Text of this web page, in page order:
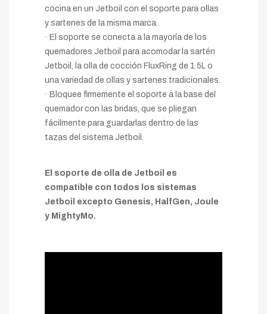
cocina en un Jetboil con el soporte para ollas
y sartenes de la misma marca.
· El soporte se conecta a la mayoría de los
quemadores Jetboil para acomodar la sartén
Jetboil, la olla de cocción FluxRing de 1.5L o
una variedad de ollas y sartenes tradicionales.
· Bloquee firmemente el soporte a la base del
quemador con las bridas, que se pliegan
fácilmente para guardarlas dentro de las
tazas del sistema Jetboil.
El soporte de olla de Jetboil es
compatible con todos los sistemas
Jetboil excepto Genesis, HalfGen, Joule
y MightyMo.